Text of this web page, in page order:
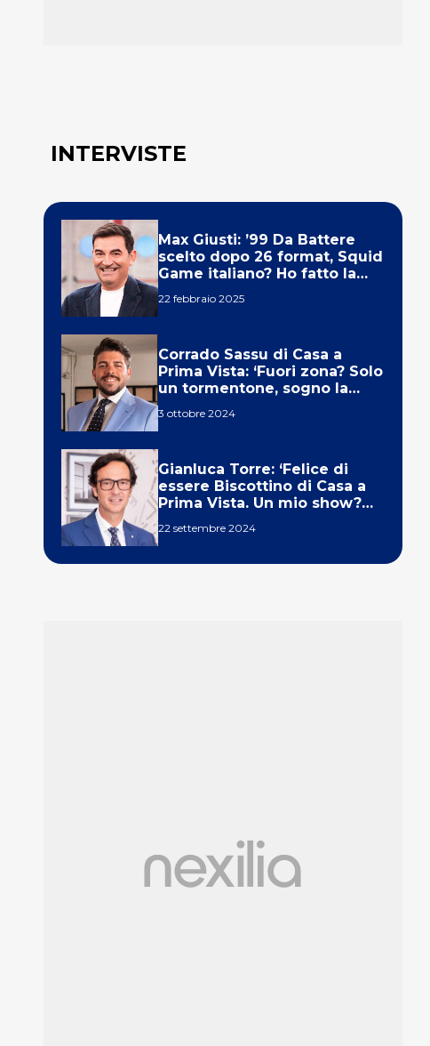
INTERVISTE
Max Giusti: ’99 Da Battere
scelto dopo 26 format, Squid
Game italiano? Ho fatto la
22 febbraio 2025
Corrado Sassu di Casa a
Prima Vista: ‘Fuori zona? Solo
un tormentone, sogno la
3 ottobre 2024
Gianluca Torre: ‘Felice di
essere Biscottino di Casa a
Prima Vista. Un mio show?
22 settembre 2024